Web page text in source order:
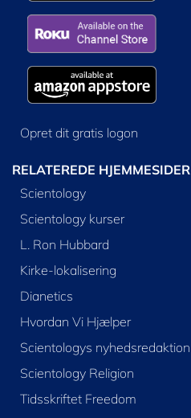
Opret dit gratis logon
RELATEREDE HJEMMESIDER
Scientology
Scientology kurser
L. Ron Hubbard
Kirke-lokalisering
Dianetics
Hvordan Vi Hjælper
Scientologys nyhedsredaktion
Scientology Religion
Tidsskriftet Freedom